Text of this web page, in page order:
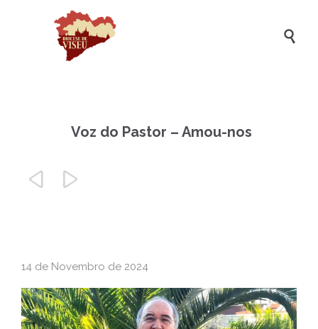

Voz do Pastor – Amou-nos
 
14 de Novembro de 2024